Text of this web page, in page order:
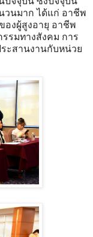
วนมาก ได้แก่ อาชีพ
องผู้สูงอายุ อาชีพ
รมทางสังคม การ
ะสานงานกับหน่วย